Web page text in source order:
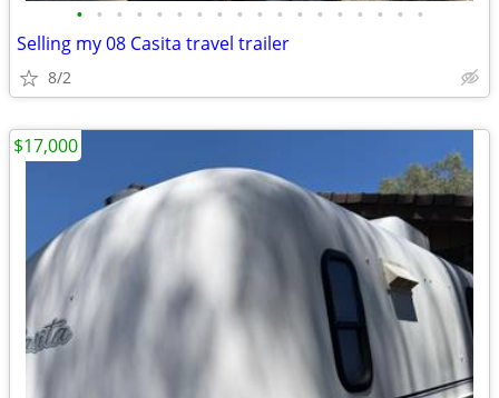
• • • • • • • • • • • • • • • • • •
Selling my 08 Casita travel trailer
8/2
$17,000